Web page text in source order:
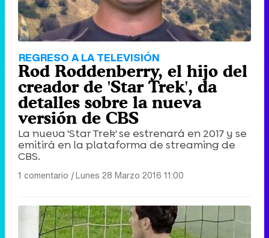
REGRESO A LA TELEVISIÓN
Rod Roddenberry, el hijo del
creador de 'Star Trek', da
detalles sobre la nueva
versión de CBS
La nueva 'Star Trek' se estrenará en 2017 y se
emitirá en la plataforma de streaming de
CBS.
1 comentario |Lunes 28 Marzo 2016 11:00